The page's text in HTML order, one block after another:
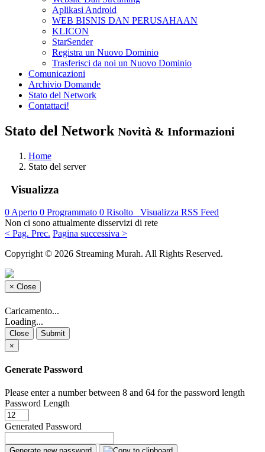
Aplikasi Android
WEB BISNIS DAN PERUSAHAAN
KLICON
StarSender
Registra un Nuovo Dominio
Trasferisci da noi un Nuovo Dominio
Comunicazioni
Archivio Domande
Stato del Network
Contattaci!
Stato del Network Novità & Informazioni
Home
Stato del server
Visualizza
0 Aperto 0 Programmato 0 Risolto
Visualizza RSS Feed
Non ci sono attualmente disservizi di rete
< Pag. Prec. Pagina successiva >
Copyright © 2026 Streaming Murah. All Rights Reserved.
× Close
Caricamento...
Loading...
Close
Submit
×
Generate Password
Please enter a number between 8 and 64 for the password length
Password Length
Generated Password